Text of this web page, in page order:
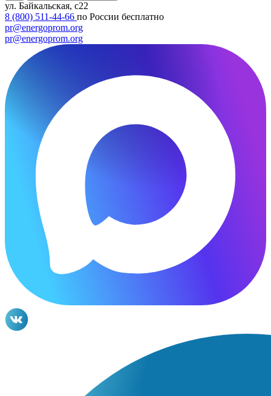
ул. Байкальская, с22
8 (800) 511-44-66 по России бесплатно
pr@energoprom.org
pr@energoprom.org